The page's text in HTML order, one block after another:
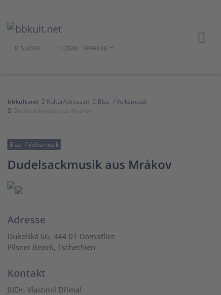
SUCHE LOGIN SPRACHE
bbkult.net KulturAdressen
Blas- / Volksmusik
Dudelsackmusik aus Mrákov
Blas- / Volksmusik
Dudelsackmusik aus Mrákov
Adresse
Dukelská 66, 344 01 Domažlice
Pilsner Bezirk, Tschechien
Kontakt
JUDr. Vlastimil Dřímal